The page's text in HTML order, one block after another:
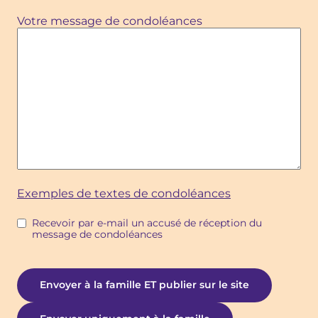
Votre message de condoléances
Exemples de textes de condoléances
Recevoir par e-mail un accusé de réception du
message de condoléances